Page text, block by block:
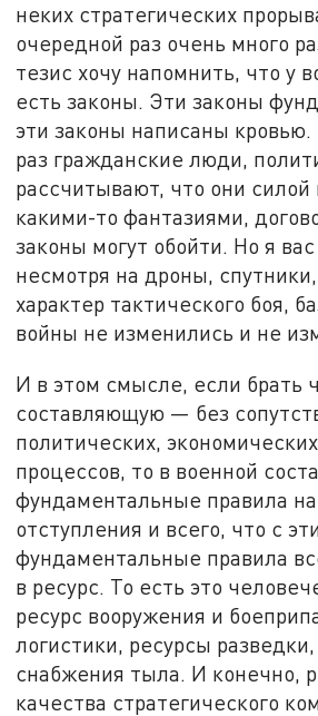
неких стратегических
очередной раз очень много
тезис хочу напомнить, что у
есть законы. Эти законы
эти законы написаны
раз гражданские люди,
рассчитывают, что они
какими-то фантазиями,
законы могут обойти. Но я
несмотря на дроны,
характер тактического боя,
войны не изменились и не
И в этом смысле, если брать
составляющую — без
политических,
процессов, то в военной
фундаментальные правила
отступления и всего, что с
фундаментальные правила
в ресурс. То есть это
ресурс вооружения и
логистики, ресурсы
снабжения тыла. И конечно,
качества стратегического